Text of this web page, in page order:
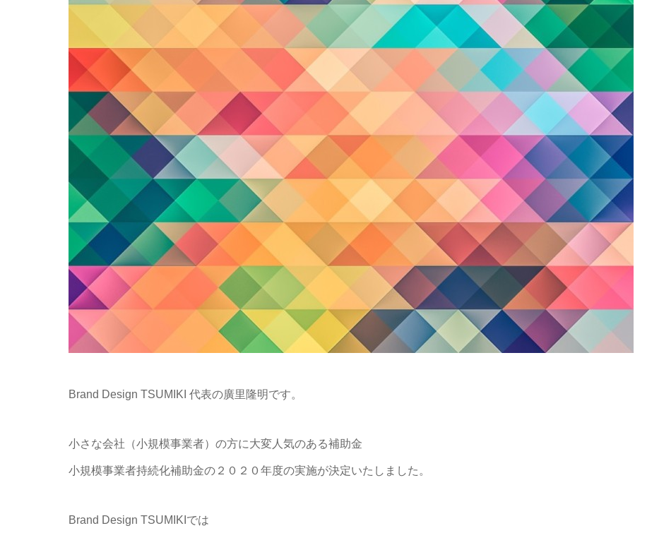
Brand Design TSUMIKI 代表の廣里隆明です。
小さな会社（小規模事業者）の方に大変人気のある補助金
小規模事業者持続化補助金の２０２０年度の実施が決定いたしました。
Brand Design TSUMIKIでは